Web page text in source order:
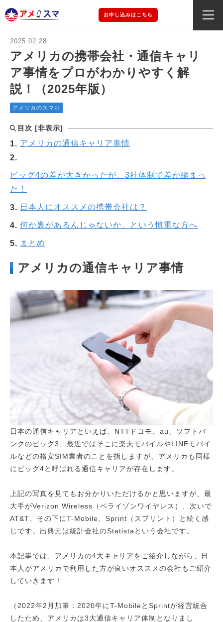
お申し込みはこちら
2025.02.28
アメリカの携帯会社・通信キャリ
ア事情をプロがわかりやすく解
説！（2025年版）
アメリカのスマホ
目次 [非表示]
アメリカの通信キャリア事情
ビッグ4の差が大きかったが、3社体制で差が縮まっ
た！
日本人にオススメの携帯会社は？
何か裏があるんじゃないか、という慎重な方へ
まとめ
アメリカの通信キャリア事情
日本の通信キャリアといえば、NTTドコモ、au、ソフトバ
ンクのビッグ3、最近ではそこに楽天モバイルやLINEモバイ
ルなどの格安SIM業者のことを指しますが、アメリカも同様
にビッグ4と呼ばれる通信キャリアが存在します。
上記の写真を見てもお分かりいただけるかと思いますが、最
大手がVerizon Wireless（ベライゾンワイヤレス）、次いで
AT&T、その下にT-Mobile、Sprint（スプリント）と続く感
じです。出典元は統計会社のStatistaという会社です。
本記事では、アメリカの4大キャリアをご紹介しながら、日
本人がアメリカで利用した方が良いオススメの会社もご紹介
していきます！
（2022年2月加筆：2020年にT-MobileとSprintが経営統合
したため、アメリカは3大通信キャリア体制となりまし